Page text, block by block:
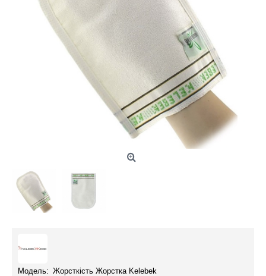
Модель: Жорсткість Жорстка Kelebek